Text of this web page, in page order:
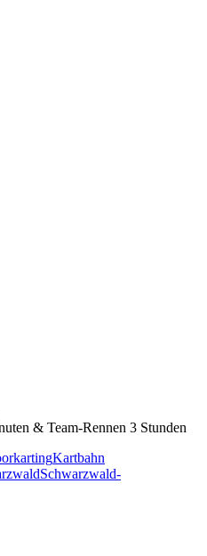
& Team-Rennen 3 Stunden
Kartbahn
Schwarzwald-